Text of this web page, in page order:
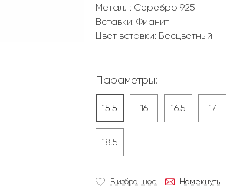
Металл: Серебро 925
Вставки: Фианит
Цвет вставки: Бесцветный
Параметры:
15.5 16 16.5 17
18.5
В избранное Намекнуть